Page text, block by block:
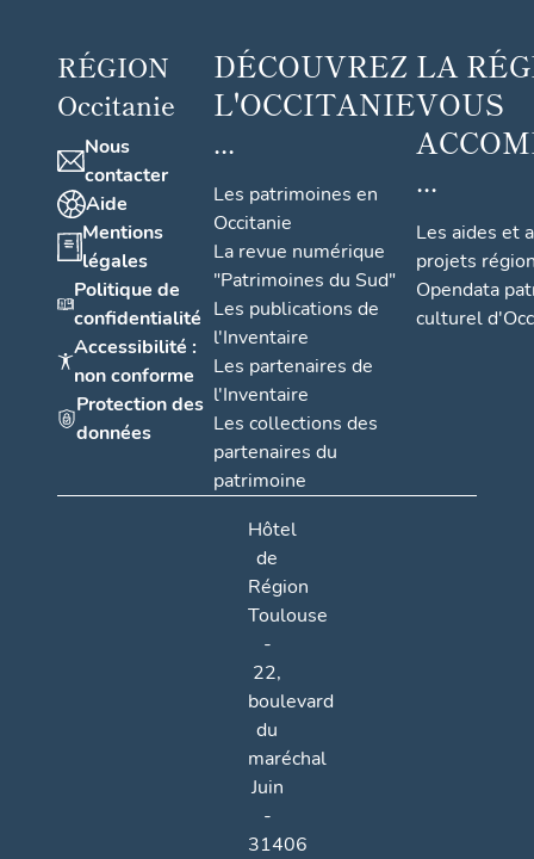
RÉGION
Occitanie
Nous
contacter
Aide
Mentions
légales
Politique de
confidentialité
Accessibilité :
non conforme
Protection des
données
DÉCOUVREZ
L'OCCITANIE
...
Les patrimoines en
Occitanie
La revue numérique
"Patrimoines du Sud"
Les publications de
l'Inventaire
Les partenaires de
l'Inventaire
Les collections des
partenaires du
patrimoine
LA
VOUS
...
Les aides et
projets
Opendata
culturel
Hôtel
de
Région
Toulouse
-
22,
boulevard
du
maréchal
Juin
-
31406